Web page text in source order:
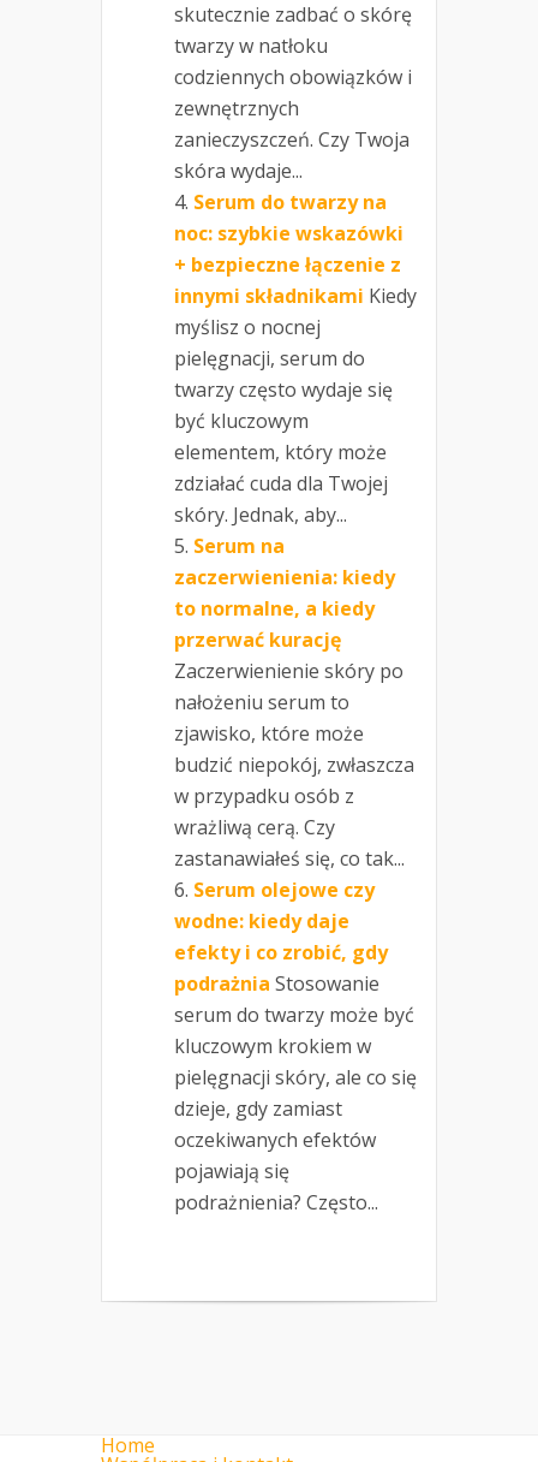
skutecznie zadbać o skórę
twarzy w natłoku
codziennych obowiązków i
zewnętrznych
zanieczyszczeń. Czy Twoja
skóra wydaje...
Serum do twarzy na
noc: szybkie wskazówki
+ bezpieczne łączenie z
innymi składnikami Kiedy
myślisz o nocnej
pielęgnacji, serum do
twarzy często wydaje się
być kluczowym
elementem, który może
zdziałać cuda dla Twojej
skóry. Jednak, aby...
Serum na
zaczerwienienia: kiedy
to normalne, a kiedy
przerwać kurację
Zaczerwienienie skóry po
nałożeniu serum to
zjawisko, które może
budzić niepokój, zwłaszcza
w przypadku osób z
wrażliwą cerą. Czy
zastanawiałeś się, co tak...
Serum olejowe czy
wodne: kiedy daje
efekty i co zrobić, gdy
podrażnia Stosowanie
serum do twarzy może być
kluczowym krokiem w
pielęgnacji skóry, ale co się
dzieje, gdy zamiast
oczekiwanych efektów
pojawiają się
podrażnienia? Często...
Home